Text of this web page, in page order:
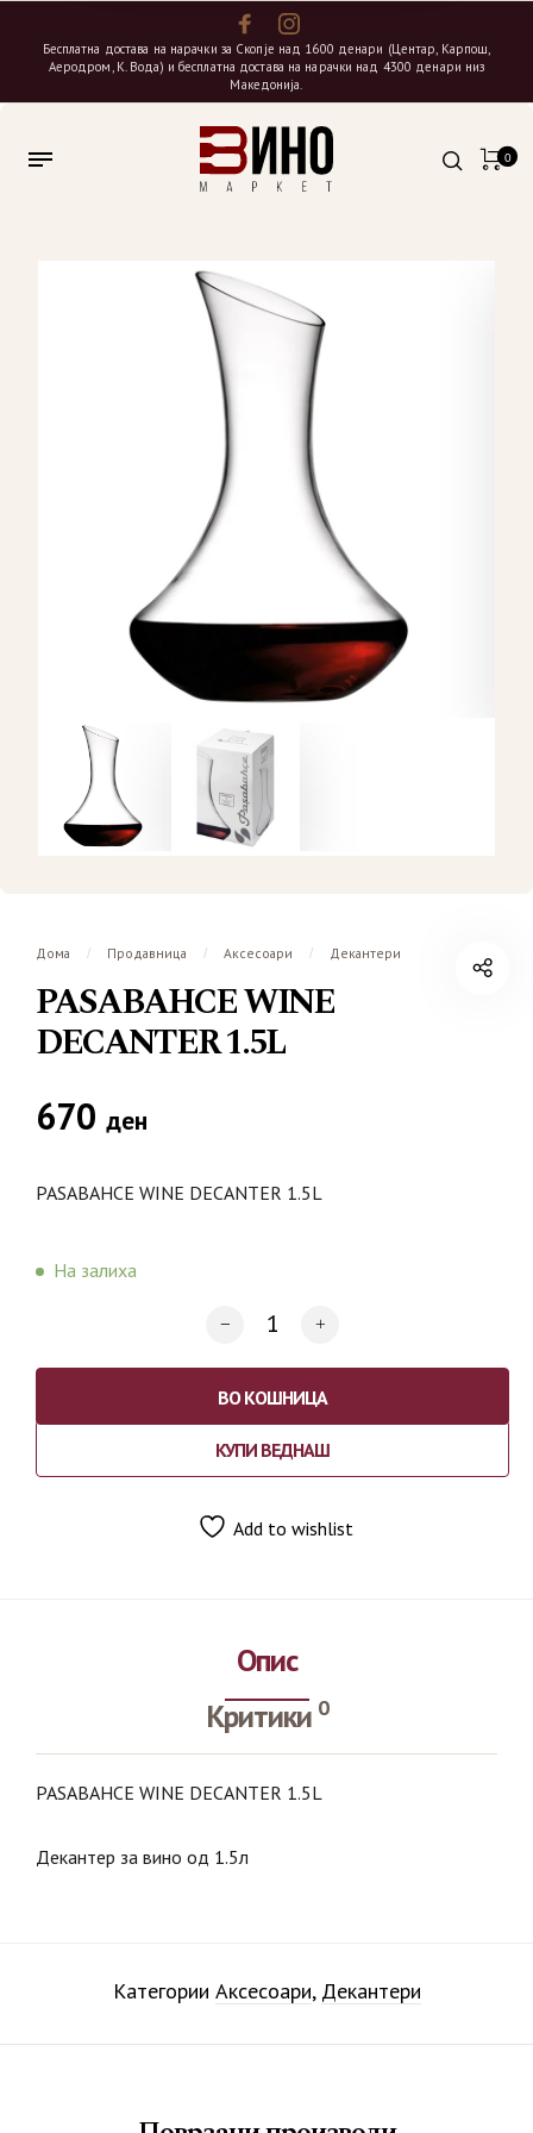
Бесплатна достава на нарачки за Скопје над 1600 денари (Центар, Карпош,
Аеродром, К. Вода) и бесплатна достава на нарачки над 4300 денари низ
Македонија.
0
Дома / Продавница / Аксесоари / Декантери
PASABAHCE WINE
DECANTER 1.5L
670 ден
PASABAHCE WINE DECANTER 1.5L
На залиха
ВО КОШНИЦА
КУПИ ВЕДНАШ
Add to wishlist
Опис
Критики 0
PASABAHCE WINE DECANTER 1.5L
Декантер за вино од 1.5л
Категории Аксесоари, Декантери